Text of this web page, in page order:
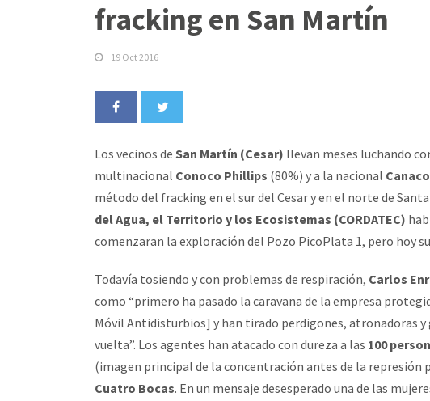
fracking en San Martín
19 Oct 2016
Los vecinos de San Martín (Cesar) llevan meses luchando
multinacional Conoco Phillips (80%) y a la nacional
método del fracking en el sur del Cesar y en el norte de
del Agua, el Territorio y los Ecosistemas (CORDATEC)
comenzaran la exploración del Pozo PicoPlata 1, pero hoy
Todavía tosiendo y con problemas de respiración, Carlos
como “primero ha pasado la caravana de la empresa
Móvil Antidisturbios] y han tirado perdigones, atronadoras
vuelta”. Los agentes han atacado con dureza a las 100
(imagen principal de la concentración antes de la represión
Cuatro Bocas. En un mensaje desesperado una de las